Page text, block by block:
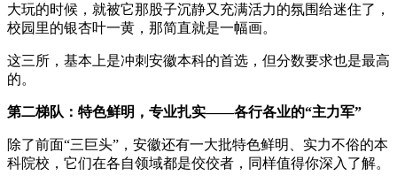
大玩的时候，就被它那股子沉静又充满活力的氛围给迷住了，
校园里的银杏叶一黄，那简直就是一幅画。
这三所，基本上是冲刺安徽本科的首选，但分数要求也是最高
的。
第二梯队：特色鲜明，专业扎实——各行各业的“主力军”
除了前面“三巨头”，安徽还有一大批特色鲜明、实力不俗的本
科院校，它们在各自领域都是佼佼者，同样值得你深入了解。